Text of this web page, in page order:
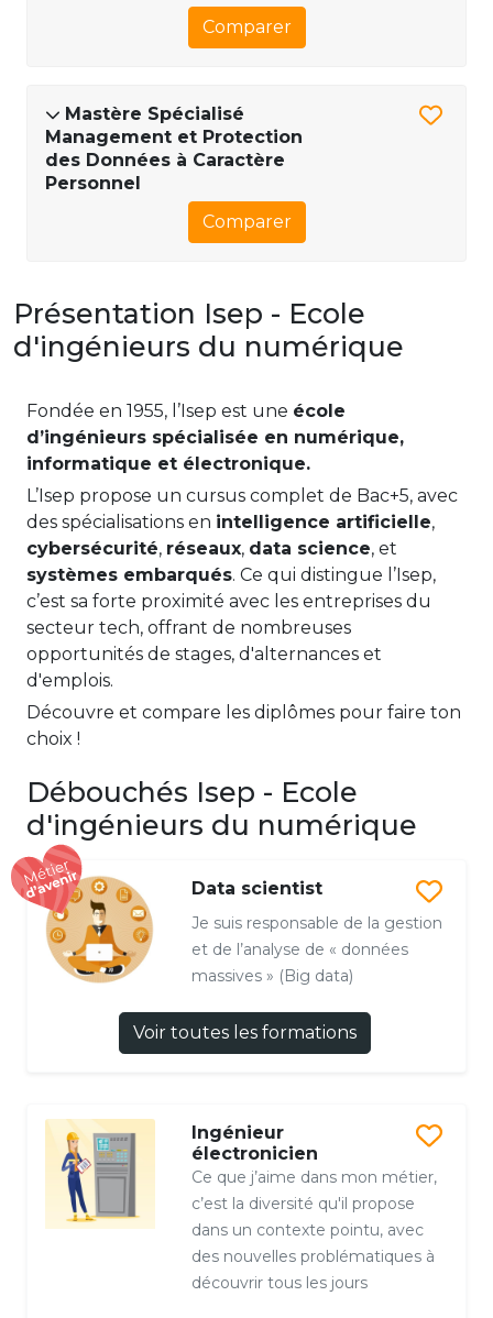
Comparer
Mastère Spécialisé
Management et Protection
des Données à Caractère
Personnel
Comparer
Présentation Isep - Ecole
d'ingénieurs du numérique
Fondée en 1955, l’Isep est une école
d’ingénieurs spécialisée en numérique,
informatique et électronique.
L’Isep propose un cursus complet de Bac+5, avec
des spécialisations en intelligence artificielle,
cybersécurité, réseaux, data science, et
systèmes embarqués. Ce qui distingue l’Isep,
c’est sa forte proximité avec les entreprises du
secteur tech, offrant de nombreuses
opportunités de stages, d'alternances et
d'emplois.
Découvre et compare les diplômes pour faire ton
choix !
Débouchés Isep - Ecole
d'ingénieurs du numérique
Data scientist
Je suis responsable de la gestion
et de l’analyse de « données
massives » (Big data)
Voir toutes les formations
Ingénieur
électronicien
Ce que j’aime dans mon métier,
c’est la diversité qu'il propose
dans un contexte pointu, avec
des nouvelles problématiques à
découvrir tous les jours